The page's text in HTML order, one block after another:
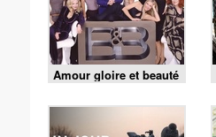
Amour gloire et beauté